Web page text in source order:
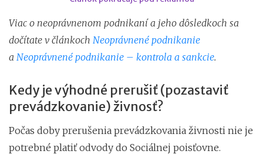
Viac o neoprávnenom podnikaní a jeho dôsledkoch sa
dočítate v článkoch Neoprávnené podnikanie
a Neoprávnené podnikanie – kontrola a sankcie.
Kedy je výhodné prerušiť (pozastaviť
prevádzkovanie) živnosť?
Počas doby prerušenia prevádzkovania živnosti nie je
potrebné platiť odvody do Sociálnej poisťovne.